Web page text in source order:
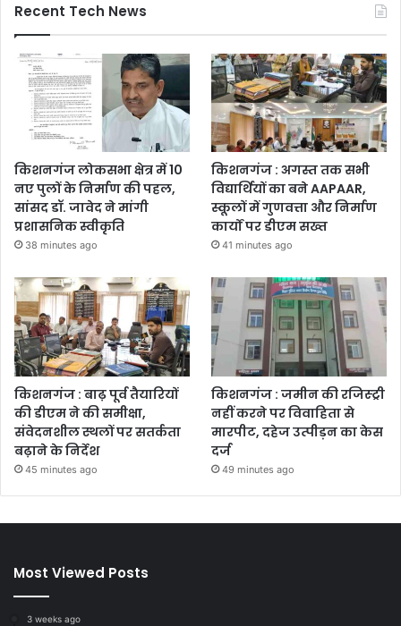
Recent Tech News
किशनगंज लोकसभा क्षेत्र में 10
नए पुलों के निर्माण की पहल,
सांसद डॉ. जावेद ने मांगी
प्रशासनिक स्वीकृति
38 minutes ago
किशनगंज : अगस्त तक सभी
विद्यार्थियों का बने AAPAAR,
स्कूलों में गुणवत्ता और निर्माण
कार्यों पर डीएम सख्त
41 minutes ago
किशनगंज : बाढ़ पूर्व तैयारियों
की डीएम ने की समीक्षा,
संवेदनशील स्थलों पर सतर्कता
बढ़ाने के निर्देश
45 minutes ago
किशनगंज : जमीन की रजिस्ट्री
नहीं करने पर विवाहिता से
मारपीट, दहेज उत्पीड़न का केस
दर्ज
49 minutes ago
Most Viewed Posts
3 weeks ago